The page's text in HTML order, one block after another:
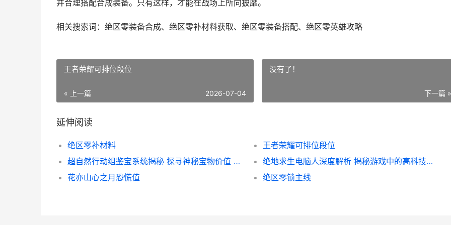
并合理搭配合成装备。只有这样，才能在战场上所向披靡。
相关搜索词：绝区零装备合成、绝区零补材料获取、绝区零装备搭配、绝区零英雄攻略
王者荣耀可排位段位
« 上一篇 2026-07-04
没有了！
下一篇 »
延伸阅读
绝区零补材料
王者荣耀可排位段位
超自然行动组鉴宝系统揭秘 探寻神秘宝物价值 揭秘神秘物品价格之谜
绝地求生电脑人深度解析 揭秘游戏中的高科技辅助装备
花亦山心之月恐慌值
绝区零锁主线